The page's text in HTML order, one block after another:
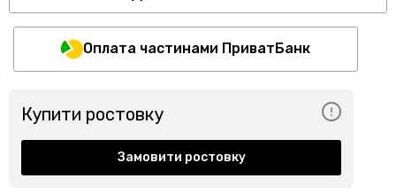
Оплата частинами ПриватБанк
Купити ростовку
Замовити ростовку